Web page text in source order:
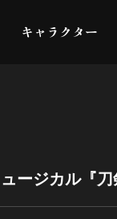
キャラクター
ージカル『